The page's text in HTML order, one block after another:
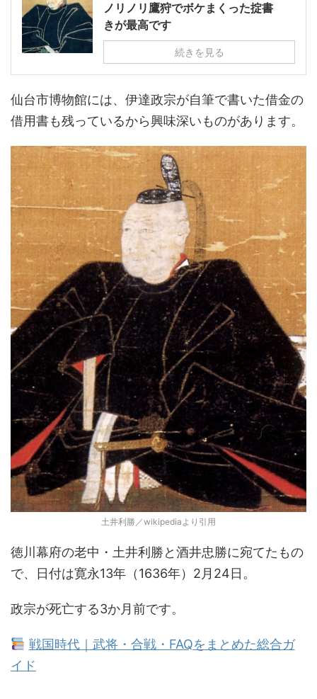
ノリノリ鷹狩でボケまくった掟書
きが最高です
続きを見る
仙台市博物館には、伊達政宗が自筆で書いた借金の
借用書も残っているから興味深いものがあります。
土井利勝／wikipediaより引用
徳川幕府の老中・土井利勝と酒井忠勝に宛てたもの
で、日付は寛永13年（1636年）2月24日。
政宗が死亡する3か月前です。
戦国時代｜武将・合戦・FAQをまとめた総合ガ
イド